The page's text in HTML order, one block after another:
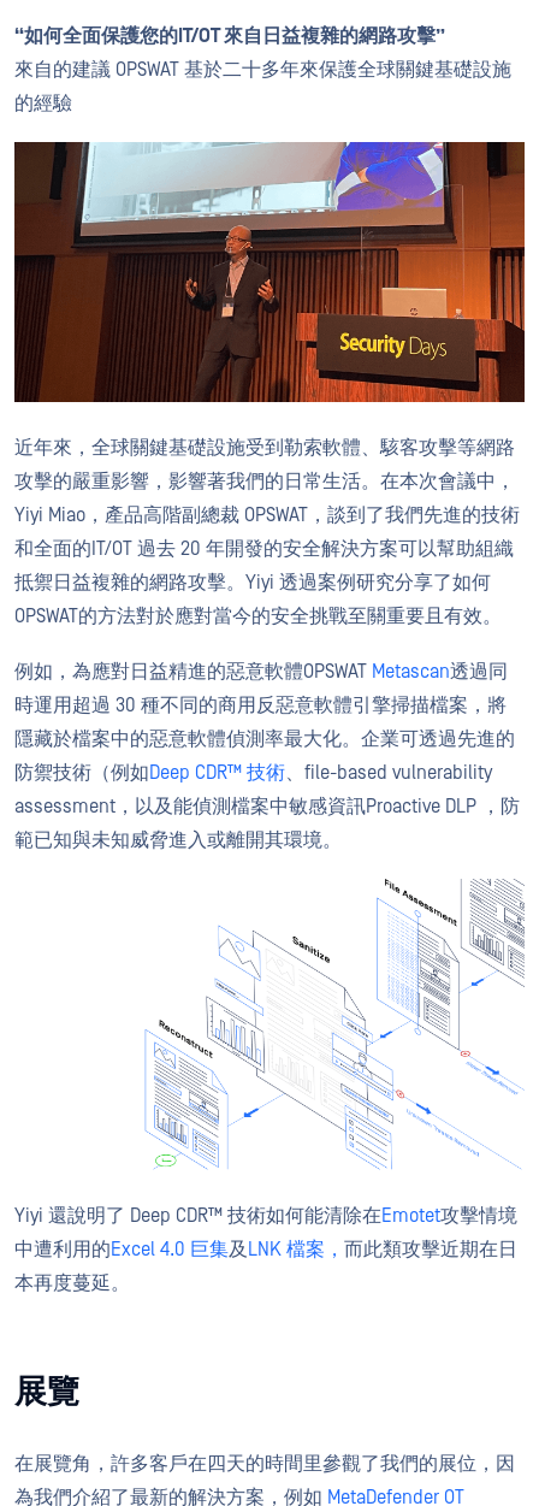
“如何全面保護您的IT/OT 來自日益複雜的網路攻擊”
來自的建議 OPSWAT 基於二十多年來保護全球關鍵基礎設施
的經驗
近年來，全球關鍵基礎設施受到勒索軟體、駭客攻擊等網路
攻擊的嚴重影響，影響著我們的日常生活。在本次會議中，
Yiyi Miao，產品高階副總裁 OPSWAT，談到了我們先進的技術
和全面的IT/OT 過去 20 年開發的安全解決方案可以幫助組織
抵禦日益複雜的網路攻擊。Yiyi 透過案例研究分享了如何
OPSWAT的方法對於應對當今的安全挑戰至關重要且有效。
例如，為應對日益精進的惡意軟體OPSWAT Metascan透過同
時運用超過 30 種不同的商用反惡意軟體引擎掃描檔案，將
隱藏於檔案中的惡意軟體偵測率最大化。企業可透過先進的
防禦技術（例如Deep CDR™ 技術、file-based vulnerability
assessment，以及能偵測檔案中敏感資訊Proactive DLP ，防
範已知與未知威脅進入或離開其環境。
Yiyi 還說明了 Deep CDR™ 技術如何能清除在Emotet攻擊情境
中遭利用的Excel 4.0 巨集及 LNK 檔案， 而此類攻擊近期在日
本再度蔓延。
展覽
在展覽角，許多客戶在四天的時間里參觀了我們的展位，因
為我們介紹了最新的解決方案，例如 MetaDefender OT